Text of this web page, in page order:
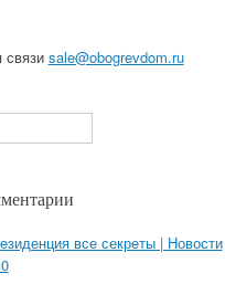
связи sale@obogrevdom.ru
все секреты | Новости